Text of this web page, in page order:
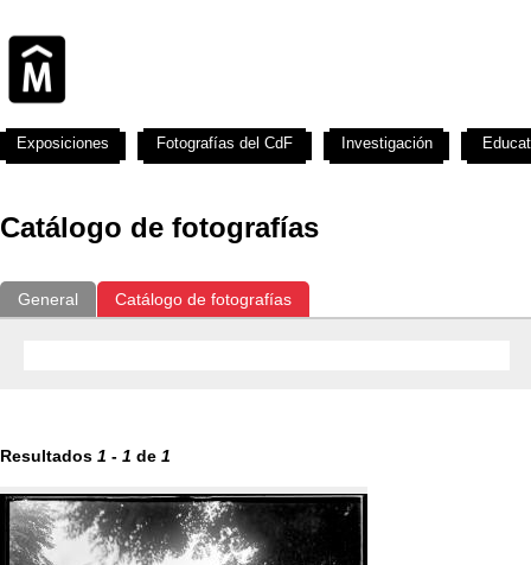
Catálogo de fotografías
General Catálogo de fotografías
Resultados 1 - 1 de 1
Exposiciones Fotografías del CdF Investigación